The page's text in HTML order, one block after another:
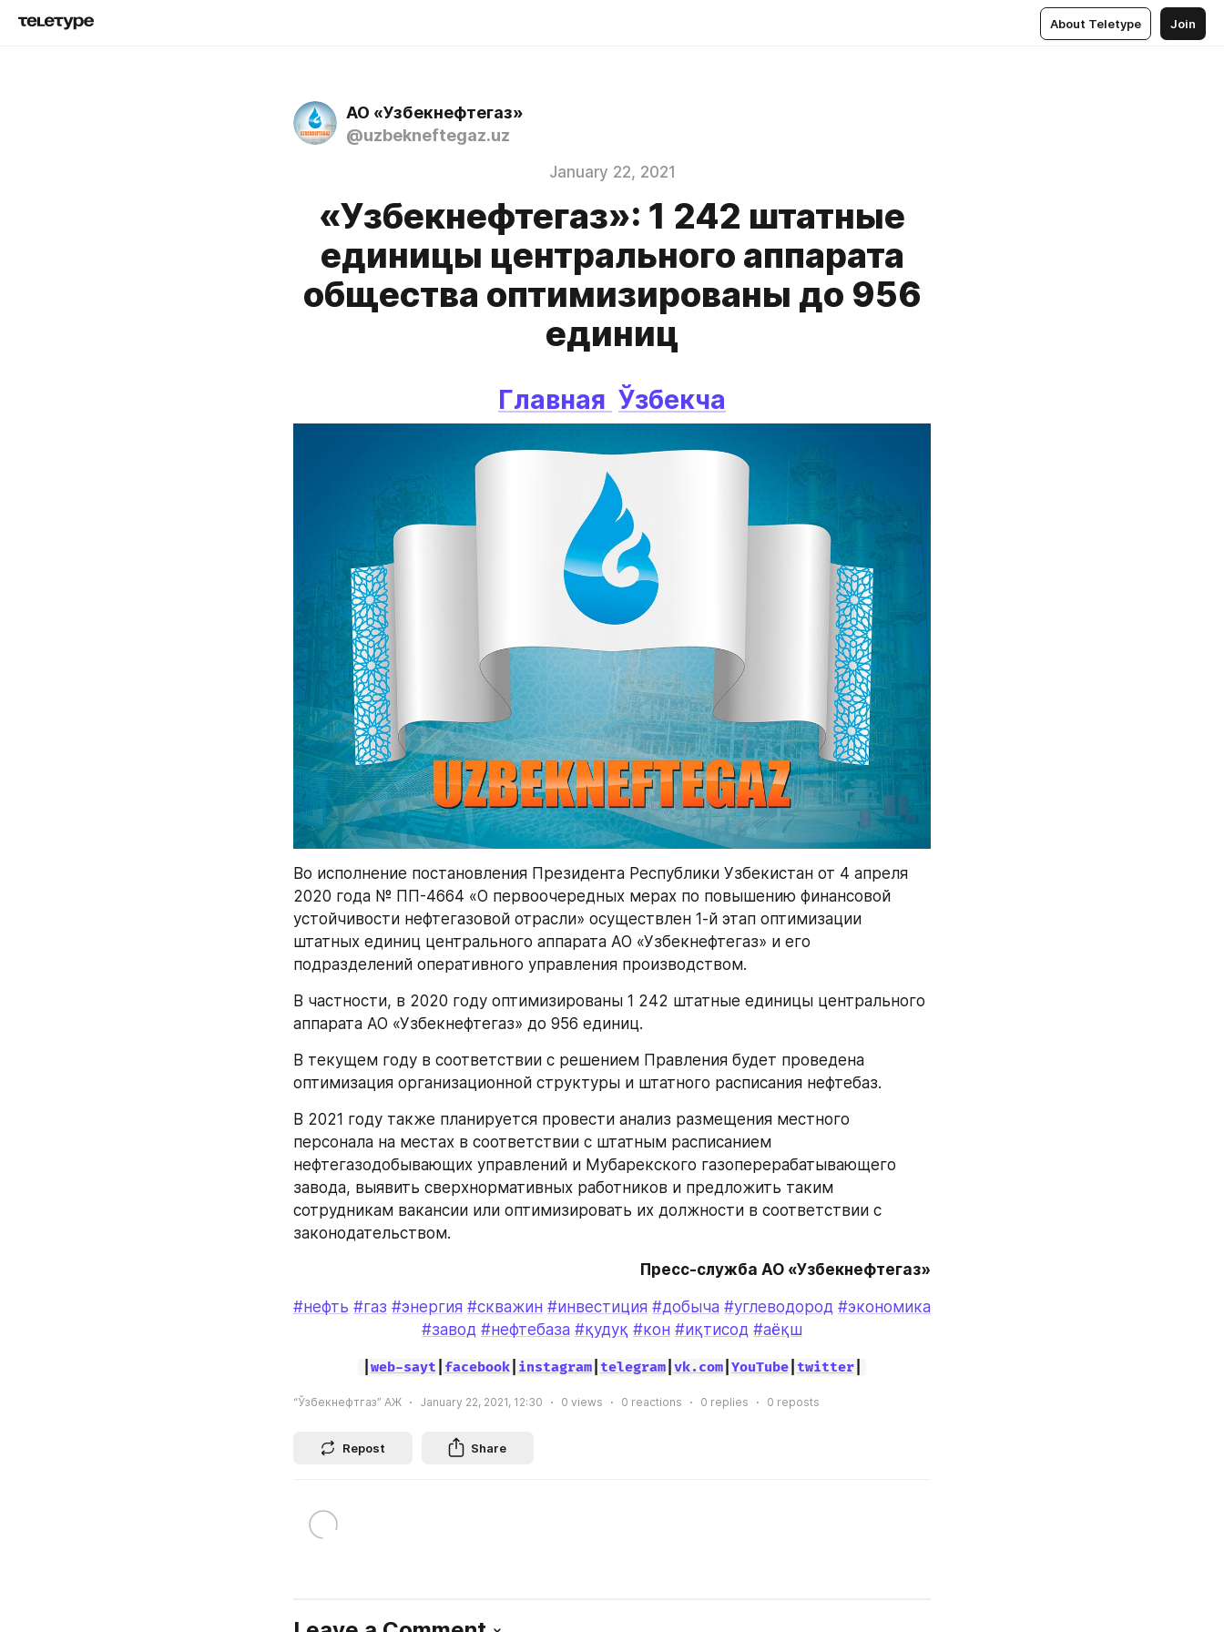
About Teletype Join
АО «Узбекнефтегаз»
@uzbekneftegaz.uz
January 22, 2021
«Узбекнефтегаз»: 1 242 штатные
единицы центрального аппарата
общества оптимизированы до 956
единиц
Главная Ўзбекча
Во исполнение постановления Президента Республики Узбекистан от 4 апреля
2020 года № ПП-4664 «О первоочередных мерах по повышению финансовой
устойчивости нефтегазовой отрасли» осуществлен 1-й этап оптимизации
штатных единиц центрального аппарата АО «Узбекнефтегаз» и его
подразделений оперативного управления производством.
В частности, в 2020 году оптимизированы 1 242 штатные единицы центрального
аппарата АО «Узбекнефтегаз» до 956 единиц.
В текущем году в соответствии с решением Правления будет проведена
оптимизация организационной структуры и штатного расписания нефтебаз.
В 2021 году также планируется провести анализ размещения местного
персонала на местах в соответствии с штатным расписанием
нефтегазодобывающих управлений и Мубарекского газоперерабатывающего
завода, выявить сверхнормативных работников и предложить таким
сотрудникам вакансии или оптимизировать их должности в соответствии с
законодательством.
Пресс-служба АО «Узбекнефтегаз»
#нефть #газ #энергия #скважин #инвестиция #добыча #углеводород #экономика
#завод #нефтебаза #қудуқ #кон #иқтисод #аёқш
web-sayt facebook| instagram| telegram| vk.com| YouTube| twitter|
“Ўзбекнефтгаз” АЖ January 22, 2021, 12:30 0 views 0 reactions 0 replies 0 reposts
Repost Share